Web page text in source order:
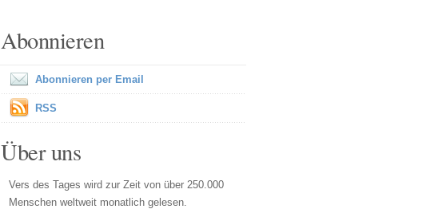
Abonnieren
Abonnieren per Email
RSS
Über uns
Vers des Tages wird zur Zeit von über 250.000
Menschen weltweit monatlich gelesen.